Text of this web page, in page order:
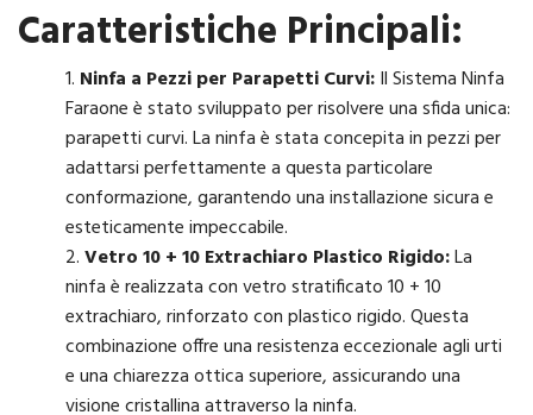
Caratteristiche Principali:
Ninfa a Pezzi per Parapetti Curvi:Il Sistema Ninfa
Faraone è stato sviluppato per risolvere una sfida unica:
parapetti curvi. La ninfa è stata concepita in pezzi per
adattarsi perfettamente a questa particolare
conformazione, garantendo una installazione sicura e
esteticamente impeccabile.
Vetro 10 + 10 Extrachiaro Plastico Rigido:La
ninfa è realizzata con vetro stratificato 10 + 10
extrachiaro, rinforzato con plastico rigido. Questa
combinazione offre una resistenza eccezionale agli urti
e una chiarezza ottica superiore, assicurando una
visione cristallina attraverso la ninfa.